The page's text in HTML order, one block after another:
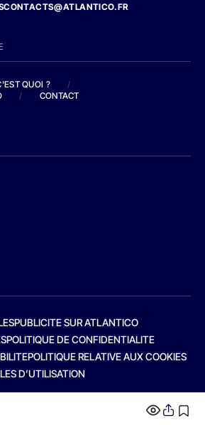
QUOI ?
/
/ CONTACT
PUBLICITE SUR ATLANTICO
POLITIQUE DE CONFIDENTIALITE
POLITIQUE RELATIVE AUX COOKIES
D’UTILISATION